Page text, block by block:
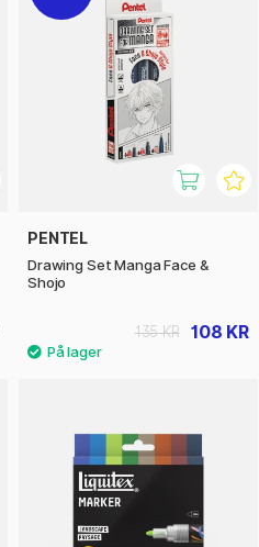
PENTEL
Drawing Set Manga Face &
Shojo
108 KR
135 KR